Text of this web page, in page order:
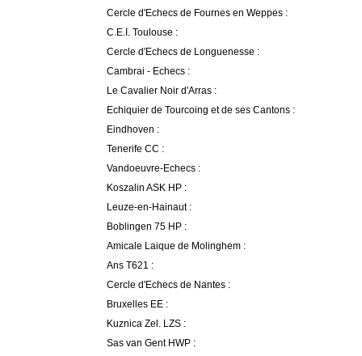
Cercle d'Echecs de Fournes en Weppes :
C.E.I. Toulouse :
Cercle d'Echecs de Longuenesse :
Cambrai - Echecs :
Le Cavalier Noir d'Arras :
Echiquier de Tourcoing et de ses Cantons :
Eindhoven :
Tenerife CC :
Vandoeuvre-Echecs :
Koszalin ASK HP :
Leuze-en-Hainaut :
Boblingen 75 HP :
Amicale Laique de Molinghem :
Ans T621 :
Cercle d'Echecs de Nantes :
Bruxelles EE :
Kuznica Zel. LZS :
Sas van Gent HWP :